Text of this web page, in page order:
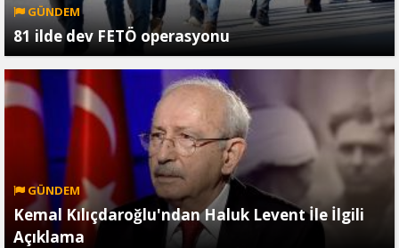
GÜNDEM
81 ilde dev FETÖ operasyonu
GÜNDEM
Kemal Kılıçdaroğlu'ndan Haluk Levent İle İlgili
Açıklama